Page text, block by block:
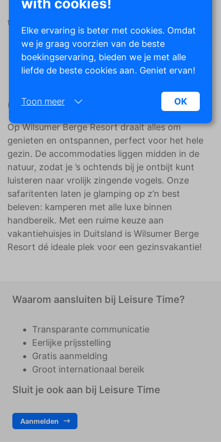
Over Wilsumer Berge
Op Wilsumer Berge Resort draait alles om
genieten en ontspannen, perfect voor het hele
gezin. De accommodaties liggen midden in de
natuur, zodat je ’s ochtends bij je ontbijt kunt
luisteren naar vrolijk zingende vogels. Onze
safaritenten laten je glamping op z’n best
beleven: kamperen met alle luxe binnen
handbereik. Met een ruime keuze aan
vakantiehuisjes in Duitsland is Wilsumer Berge
Resort dé ideale plek voor een gezinsvakantie!
Algemene voorwaarden
Waarom aansluiten bij Leisure Time?
Transparante communicatie
Eerlijke prijsstelling
Gratis aanmelding
Groot internationaal bereik
Sluit je ook aan bij Leisure Time
Aanmelden
Elke ervaring is beter met cookies. Omdat
we je graag voorzien van de beste
boekingservaring, bieden we je met alle
liefde de beste cookies aan. Geniet ervan!
Toon meer OK
Noodzakelijk:
Noodzakelijke cookies helpen een website
bruikbaarder te maken, door basisfuncties als
paginanavigatie en toegang tot beveiligde
gedeelten van de website mogelijk te maken.
Zonder deze cookies kan de website niet naar
behoren werken.
Marketing:
Deze site gebruikt cookies en Google
technologieën om het siteverkeer te analyseren.
adverteerders.